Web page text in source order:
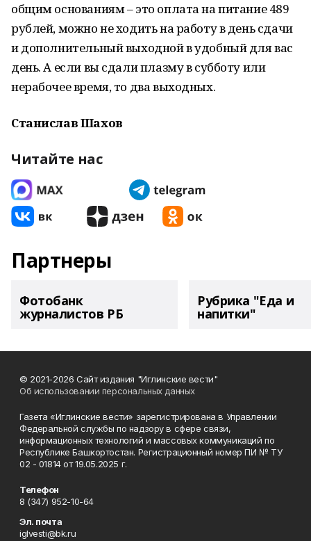
общим основаниям – это оплата на питание 489
рублей, можно не ходить на работу в день сдачи
и дополнительный выходной в удобный для вас
день. А если вы сдали плазму в субботу или
нерабочее время, то два выходных.
Станислав Шахов
Читайте нас
Партнеры
Фотобанк
журналистов РБ
Рубрика "Еда и
напитки"
© 2021-2026 Сайт издания "Иглинские вести"
Об использовании персональных данных
Газета «Иглинские вести» зарегистрирована в Управлении
Федеральной службы по надзору в сфере связи,
информационных технологий и массовых коммуникаций по
Республике Башкортостан. Регистрационный номер ПИ № ТУ
02 - 01814 от 19.05.2025 г.
Телефон
8 (347) 952-10-64
Эл. почта
iglvesti@bk.ru